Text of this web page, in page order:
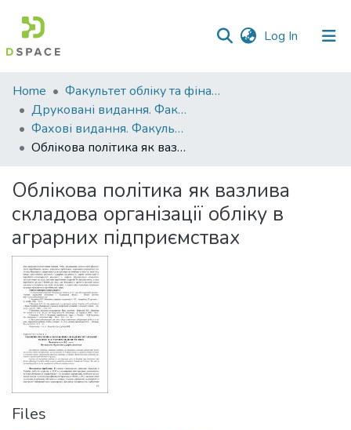
Log In (current)
Communities
&
Collections
Statistics
Home
Факультет обліку та фінансів
Друковані видання. Факультет обліку та фінансів
Фахові видання. Факультет обліку та фінансів
Облікова політика як вазлива складова організації обліку в аграрних підприємствах
Облікова політика як вазлива
складова організації обліку в
аграрних підприємствах
Files